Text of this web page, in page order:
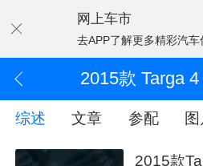
网上车市
去APP了解更多精彩汽车
2015款 Targa
综述 文章 参配
2015款